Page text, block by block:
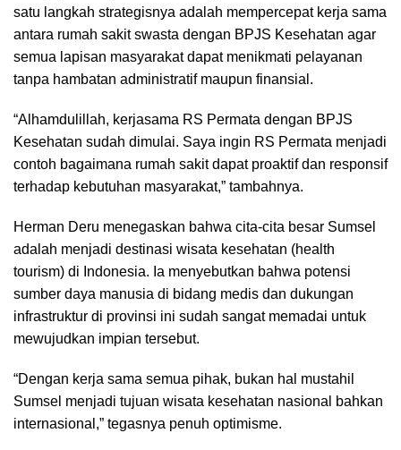
satu langkah strategisnya adalah mempercepat kerja sama
antara rumah sakit swasta dengan BPJS Kesehatan agar
semua lapisan masyarakat dapat menikmati pelayanan
tanpa hambatan administratif maupun finansial.
“Alhamdulillah, kerjasama RS Permata dengan BPJS
Kesehatan sudah dimulai. Saya ingin RS Permata menjadi
contoh bagaimana rumah sakit dapat proaktif dan responsif
terhadap kebutuhan masyarakat,” tambahnya.
Herman Deru menegaskan bahwa cita-cita besar Sumsel
adalah menjadi destinasi wisata kesehatan (health
tourism) di Indonesia. Ia menyebutkan bahwa potensi
sumber daya manusia di bidang medis dan dukungan
infrastruktur di provinsi ini sudah sangat memadai untuk
mewujudkan impian tersebut.
“Dengan kerja sama semua pihak, bukan hal mustahil
Sumsel menjadi tujuan wisata kesehatan nasional bahkan
internasional,” tegasnya penuh optimisme.